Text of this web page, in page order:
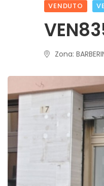
VENDUTO
Zona: